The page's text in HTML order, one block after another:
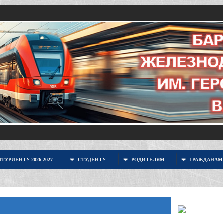
2026-2027 СТУДЕНТУ РОДИТЕЛЯМ ГРАЖДАНАМ